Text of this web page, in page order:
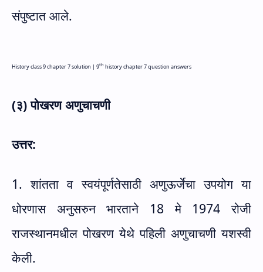
संपुष्टात आले.
History class 9 chapter 7 solution | 9th history chapter 7 question answers
(३) पोखरण अणुचाचणी
उत्तर:
1. शांतता व स्वयंपूर्णतेसाठी अणुऊर्जेचा उपयोग या
धोरणास अनुसरुन भारताने 18 मे 1974 रोजी
राजस्थानमधील पोखरण येथे पहिली अणुचाचणी यशस्वी
केली.